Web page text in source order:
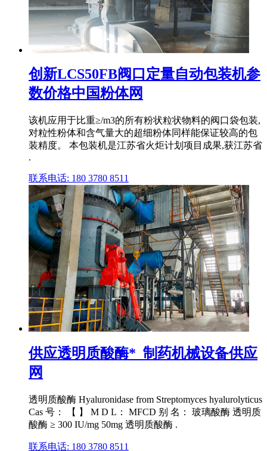
创新LCS50FB阀口定量自动包装机参
数价格中国粉体网
该机应用于比重≥/m3的所有粉状粒状物料的阀口袋包装,
对粒性粉体和含气量大的超细粉体同样能保证较高的包
装精度。 本包装机是江苏省火炬计划项目成果,获江苏省
.
联系电话: 180 3780 8511
供应透明质酸酶*_制药机械设备供应
网
透明质酸酶 Hyaluronidase from Streptomyces hyalurolyticus
Cas 号： 【 】 M D L： MFCD 别 名： 玻璃酸酶 透明质
酸酶 ≥ 300 IU/mg 50mg 透明质酸酶 .
联系电话: 180 3780 8511